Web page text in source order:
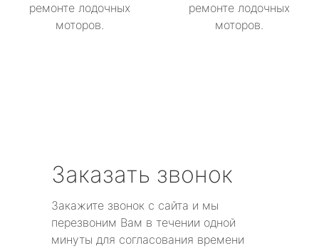
ремонте лодочных
моторов.
ремонте лодочных
моторов.
Заказать звонок
Закажите звонок с сайта и мы
перезвоним Вам в течении одной
минуты для согласования времени